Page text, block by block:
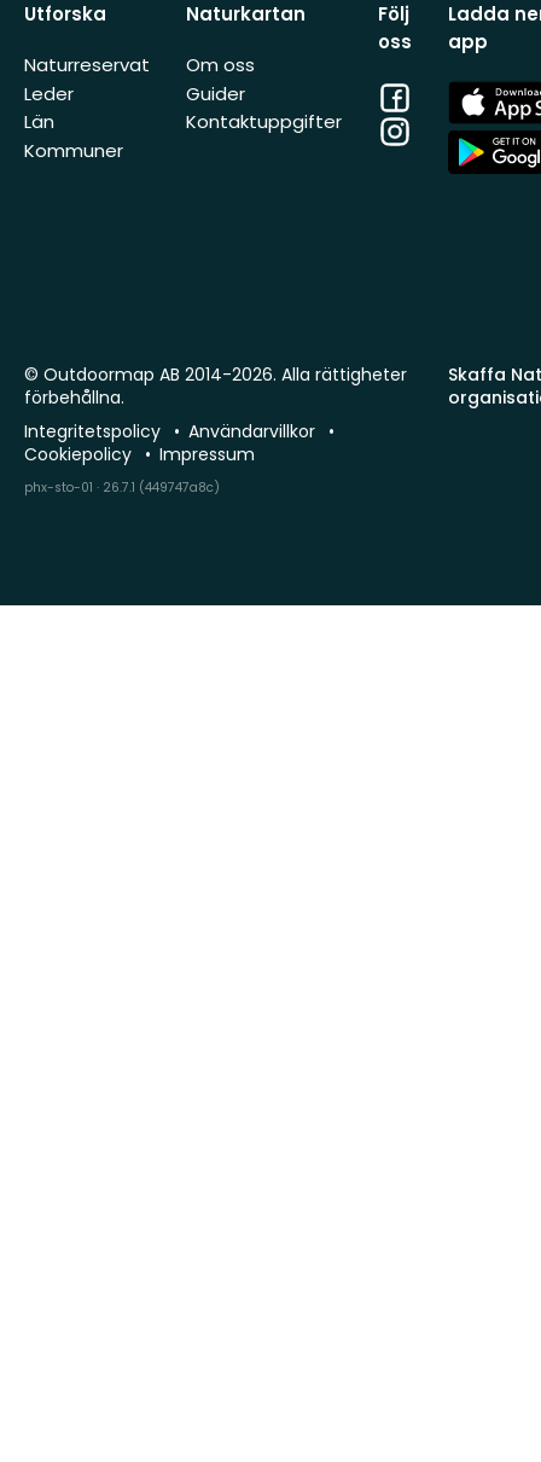
Utforska
Naturreservat
Leder
Län
Kommuner
Naturkartan
Om oss
Guider
Kontaktuppgifter
Följ
oss
Facebook
Instagram
Ladda
app
App
Store
App
Store
Skaffa
© Outdoormap AB 2014-2026. Alla rättigheter
förbehållna.
Integritetspolicy
Användarvillkor
Cookiepolicy
Impressum
phx-sto-01 · 26.7.1 (449747a8c)